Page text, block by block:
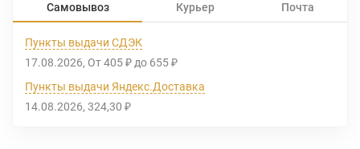
Самовывоз Курьер Почта
Пункты выдачи СДЭК
17.08.2026 От 405 ₽ до 655 ₽
Пункты выдачи Яндекс.Доставка
14.08.2026 324,30 ₽